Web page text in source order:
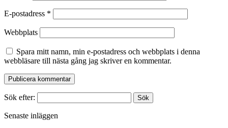
E-postadress *
Webbplats
Spara mitt namn, min e-postadress och webbplats i denna
webbläsare till nästa gång jag skriver en kommentar.
Sök efter:
Senaste inläggen